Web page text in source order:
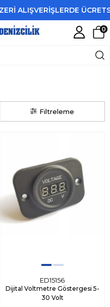
ÜCRETSİZ
0
Filtreleme
ED15156
Dijital Voltmetre Göstergesi 5-
30 Volt